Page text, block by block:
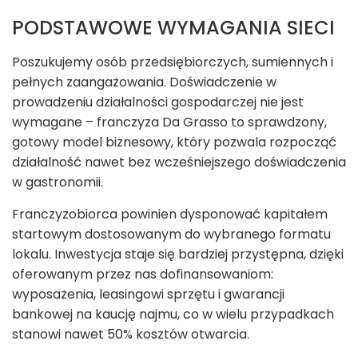
PODSTAWOWE WYMAGANIA SIECI
Poszukujemy osób przedsiębiorczych, sumiennych i
pełnych zaangażowania. Doświadczenie w
prowadzeniu działalności gospodarczej nie jest
wymagane – franczyza Da Grasso to sprawdzony,
gotowy model biznesowy, który pozwala rozpocząć
działalność nawet bez wcześniejszego doświadczenia
w gastronomii.
Franczyzobiorca powinien dysponować kapitałem
startowym dostosowanym do wybranego formatu
lokalu. Inwestycja staje się bardziej przystępna, dzięki
oferowanym przez nas dofinansowaniom:
wyposażenia, leasingowi sprzętu i gwarancji
bankowej na kaucję najmu, co w wielu przypadkach
stanowi nawet 50% kosztów otwarcia.